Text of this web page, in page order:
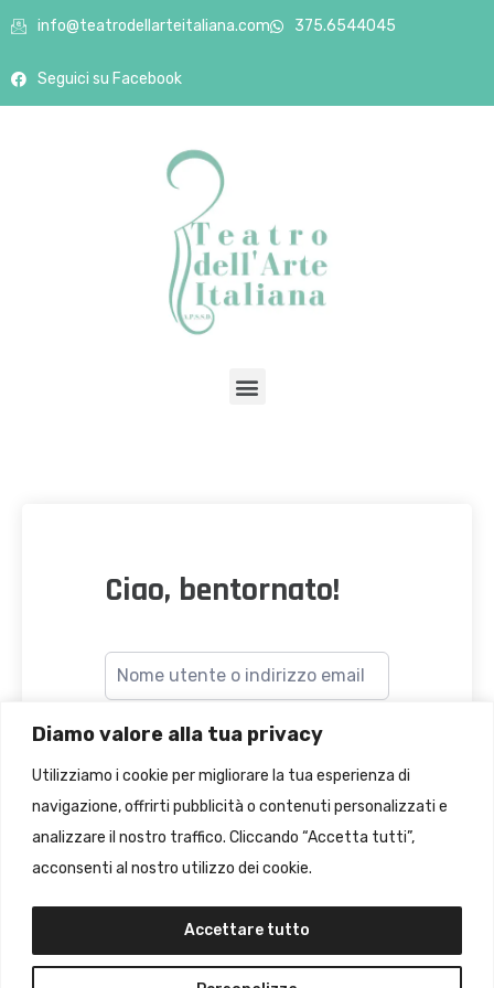
Diamo valore alla tua privacy
Utilizziamo i cookie per migliorare la tua esperienza di
navigazione, offrirti pubblicità o contenuti personalizzati e
analizzare il nostro traffico. Cliccando “Accetta tutti”,
acconsenti al nostro utilizzo dei cookie.
Accettare tutto
info@teatrodellarteitaliana.com 375.6544045
Seguici su Facebook
Ciao, bentornato!
dimenticato?
ACCEDI